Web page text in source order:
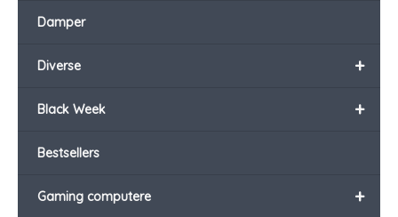
Damper
+
Diverse
+
Black Week
Bestsellers
+
Gaming computere